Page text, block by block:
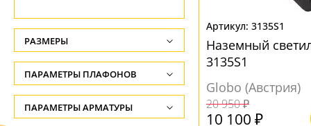
3135S1
Наземный
3135S1
Globo (Австрия)
20 950 ₽
10 100 ₽
РАЗМЕРЫ
Высота, см
-
Глубина, см
ПАРАМЕТРЫ ПЛАФОНОВ
ФОРМА ПЛАФОНА
ПАРАМЕТРЫ АРМАТУРЫ